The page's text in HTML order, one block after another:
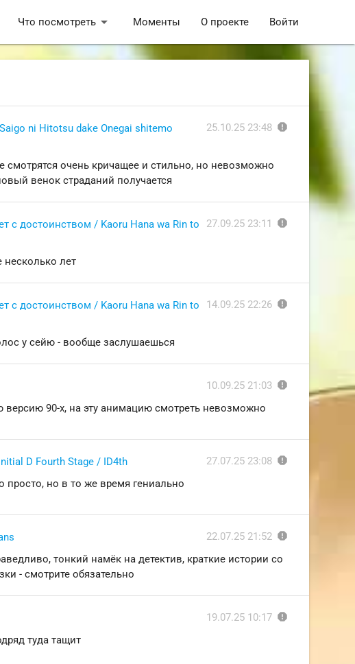
Что посмотретьarrow_drop_down Моменты О проекте Войти
25.10.25 23:48 report
ni Hitotsu dake Onegai shitemo
смотрятся очень кричащее и стильно, но невозможно
венок страданий получается
27.09.25 23:11 report
с достоинством / Kaoru Hana wa Rin to
лет
14.09.25 22:26 report
с достоинством / Kaoru Hana wa Rin to
у сейю - вообще заслушаешься
10.09.25 21:03 report
90-х, на эту анимацию смотреть невозможно
27.07.25 23:08 report
D Fourth Stage / ID4th
но в то же время гениально
22.07.25 21:52 report
тонкий намёк на детектив, краткие истории со
- смотрите обязательно
19.07.25 10:17 report
туда тащит